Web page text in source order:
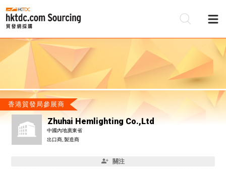
香港貿發局參展商
Zhuhai Hemlighting Co.,Ltd
中國內地廣東省
出口商, 製造商
關注